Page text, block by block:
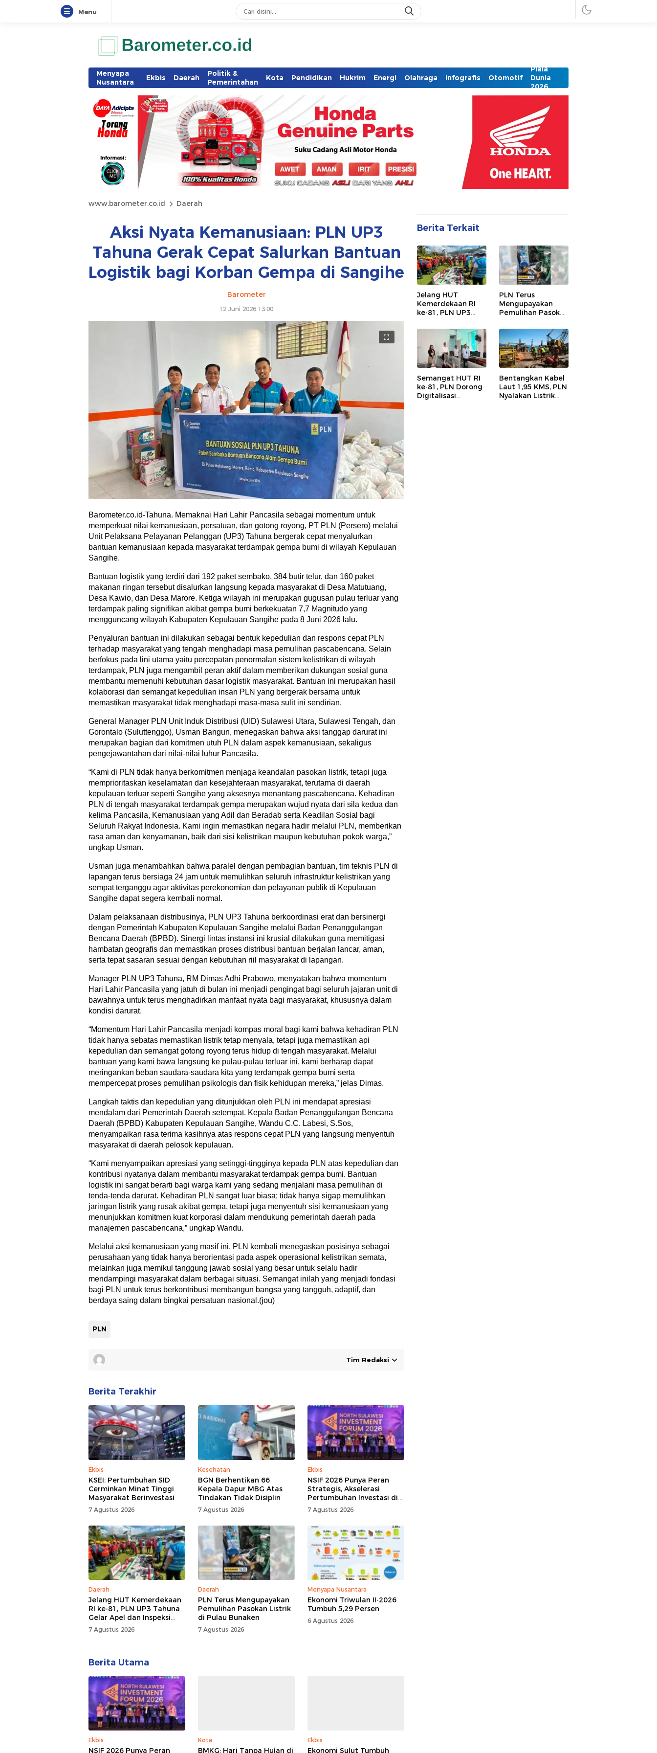
Menu
Menyapa
Nusantara
Ekbis Daerah
Politik &
Pemerintahan
Kota Pendidikan Hukrim Energi Olahraga Infografis Otomotif
Piala
Dunia
2026
www.barometer.co.id Daerah
Aksi Nyata Kemanusiaan: PLN UP3
Tahuna Gerak Cepat Salurkan Bantuan
Logistik bagi Korban Gempa di Sangihe
Barometer
12 Juni 2026 13:00
Barometer.co.id-Tahuna. Memaknai Hari Lahir Pancasila sebagai momentum untuk
memperkuat nilai kemanusiaan, persatuan, dan gotong royong, PT PLN (Persero) melalui
Unit Pelaksana Pelayanan Pelanggan (UP3) Tahuna bergerak cepat menyalurkan
bantuan kemanusiaan kepada masyarakat terdampak gempa bumi di wilayah Kepulauan
Sangihe.
Bantuan logistik yang terdiri dari 192 paket sembako, 384 butir telur, dan 160 paket
makanan ringan tersebut disalurkan langsung kepada masyarakat di Desa Matutuang,
Desa Kawio, dan Desa Marore. Ketiga wilayah ini merupakan gugusan pulau terluar yang
terdampak paling signifikan akibat gempa bumi berkekuatan 7,7 Magnitudo yang
mengguncang wilayah Kabupaten Kepulauan Sangihe pada 8 Juni 2026 lalu.
Penyaluran bantuan ini dilakukan sebagai bentuk kepedulian dan respons cepat PLN
terhadap masyarakat yang tengah menghadapi masa pemulihan pascabencana. Selain
berfokus pada lini utama yaitu percepatan penormalan sistem kelistrikan di wilayah
terdampak, PLN juga mengambil peran aktif dalam memberikan dukungan sosial guna
membantu memenuhi kebutuhan dasar logistik masyarakat. Bantuan ini merupakan hasil
kolaborasi dan semangat kepedulian insan PLN yang bergerak bersama untuk
memastikan masyarakat tidak menghadapi masa-masa sulit ini sendirian.
General Manager PLN Unit Induk Distribusi (UID) Sulawesi Utara, Sulawesi Tengah, dan
Gorontalo (Suluttenggo), Usman Bangun, menegaskan bahwa aksi tanggap darurat ini
merupakan bagian dari komitmen utuh PLN dalam aspek kemanusiaan, sekaligus
pengejawantahan dari nilai-nilai luhur Pancasila.
“Kami di PLN tidak hanya berkomitmen menjaga keandalan pasokan listrik, tetapi juga
memprioritaskan keselamatan dan kesejahteraan masyarakat, terutama di daerah
kepulauan terluar seperti Sangihe yang aksesnya menantang pascabencana. Kehadiran
PLN di tengah masyarakat terdampak gempa merupakan wujud nyata dari sila kedua dan
kelima Pancasila, Kemanusiaan yang Adil dan Beradab serta Keadilan Sosial bagi
Seluruh Rakyat Indonesia. Kami ingin memastikan negara hadir melalui PLN, memberikan
rasa aman dan kenyamanan, baik dari sisi kelistrikan maupun kebutuhan pokok warga,”
ungkap Usman.
Usman juga menambahkan bahwa paralel dengan pembagian bantuan, tim teknis PLN di
lapangan terus bersiaga 24 jam untuk memulihkan seluruh infrastruktur kelistrikan yang
sempat terganggu agar aktivitas perekonomian dan pelayanan publik di Kepulauan
Sangihe dapat segera kembali normal.
Dalam pelaksanaan distribusinya, PLN UP3 Tahuna berkoordinasi erat dan bersinergi
dengan Pemerintah Kabupaten Kepulauan Sangihe melalui Badan Penanggulangan
Bencana Daerah (BPBD). Sinergi lintas instansi ini krusial dilakukan guna memitigasi
hambatan geografis dan memastikan proses distribusi bantuan berjalan lancar, aman,
serta tepat sasaran sesuai dengan kebutuhan riil masyarakat di lapangan.
Manager PLN UP3 Tahuna, RM Dimas Adhi Prabowo, menyatakan bahwa momentum
Hari Lahir Pancasila yang jatuh di bulan ini menjadi pengingat bagi seluruh jajaran unit di
bawahnya untuk terus menghadirkan manfaat nyata bagi masyarakat, khususnya dalam
kondisi darurat.
“Momentum Hari Lahir Pancasila menjadi kompas moral bagi kami bahwa kehadiran PLN
tidak hanya sebatas memastikan listrik tetap menyala, tetapi juga memastikan api
kepedulian dan semangat gotong royong terus hidup di tengah masyarakat. Melalui
bantuan yang kami bawa langsung ke pulau-pulau terluar ini, kami berharap dapat
meringankan beban saudara-saudara kita yang terdampak gempa bumi serta
mempercepat proses pemulihan psikologis dan fisik kehidupan mereka,” jelas Dimas.
Langkah taktis dan kepedulian yang ditunjukkan oleh PLN ini mendapat apresiasi
mendalam dari Pemerintah Daerah setempat. Kepala Badan Penanggulangan Bencana
Daerah (BPBD) Kabupaten Kepulauan Sangihe, Wandu C.C. Labesi, S.Sos,
menyampaikan rasa terima kasihnya atas respons cepat PLN yang langsung menyentuh
masyarakat di daerah pelosok kepulauan.
“Kami menyampaikan apresiasi yang setinggi-tingginya kepada PLN atas kepedulian dan
kontribusi nyatanya dalam membantu masyarakat terdampak gempa bumi. Bantuan
logistik ini sangat berarti bagi warga kami yang sedang menjalani masa pemulihan di
tenda-tenda darurat. Kehadiran PLN sangat luar biasa; tidak hanya sigap memulihkan
jaringan listrik yang rusak akibat gempa, tetapi juga menyentuh sisi kemanusiaan yang
menunjukkan komitmen kuat korporasi dalam mendukung pemerintah daerah pada
manajemen pascabencana,” ungkap Wandu.
Melalui aksi kemanusiaan yang masif ini, PLN kembali menegaskan posisinya sebagai
perusahaan yang tidak hanya berorientasi pada aspek operasional kelistrikan semata,
melainkan juga memikul tanggung jawab sosial yang besar untuk selalu hadir
mendampingi masyarakat dalam berbagai situasi. Semangat inilah yang menjadi fondasi
bagi PLN untuk terus berkontribusi membangun bangsa yang tangguh, adaptif, dan
berdaya saing dalam bingkai persatuan nasional.(jou)
PLN
Tim Redaksi
Berita Terakhir
Ekbis
KSEI: Pertumbuhan SID
Cerminkan Minat Tinggi
Masyarakat Berinvestasi
7 Agustus 2026
Kesehatan
BGN Berhentikan 66
Kepala Dapur MBG Atas
Tindakan Tidak Disiplin
7 Agustus 2026
Ekbis
NSIF 2026 Punya Peran
Strategis, Akselerasi
Pertumbuhan Investasi di
Sulut
7 Agustus 2026
Daerah
Jelang HUT Kemerdekaan
RI ke-81, PLN UP3 Tahuna
Gelar Apel dan Inspeksi
Peralatan, Pastikan
Keandalan Listrik
7 Agustus 2026
Daerah
PLN Terus Mengupayakan
Pemulihan Pasokan Listrik
di Pulau Bunaken
7 Agustus 2026
Menyapa Nusantara
Ekonomi Triwulan II-2026
Tumbuh 5,29 Persen
6 Agustus 2026
Berita Utama
Ekbis
NSIF 2026 Punya Peran
Kota
BMKG: Hari Tanpa Hujan di
Ekbis
Ekonomi Sulut Tumbuh
Berita Terkait
Jelang HUT
Kemerdekaan RI
ke-81, PLN UP3
dan Inspeksi
Peralatan, Pastikan
Keandalan Listrik
PLN Terus
Mengupayakan
Pemulihan Pasokan
Bunaken
Semangat HUT RI
ke-81, PLN Dorong
Digitalisasi
Bentangkan Kabel
Laut 1,95 KMS, PLN
Nyalakan Listrik